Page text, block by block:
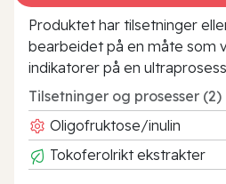
Produktet har tilsetninger
bearbeidet på en måte som
indikatorer på en
Tilsetninger og prosesser (2)
Oligofruktose/inulin
Tokoferolrikt ekstrakter